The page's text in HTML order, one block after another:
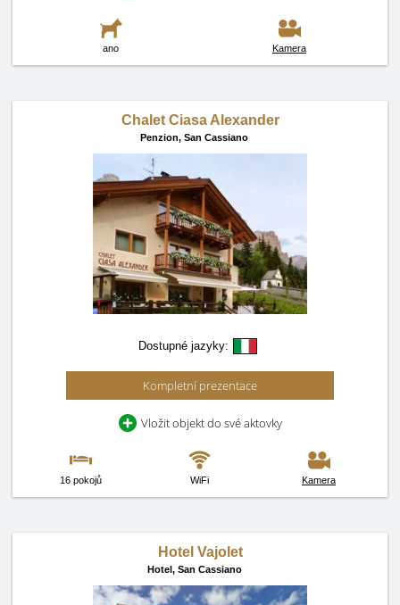
ano Kamera
Chalet Ciasa Alexander
Penzion, San Cassiano
Dostupné jazyky:
Kompletní prezentace
Vložit objekt do své aktovky
16 pokojů WiFi Kamera
Hotel Vajolet
Hotel, San Cassiano